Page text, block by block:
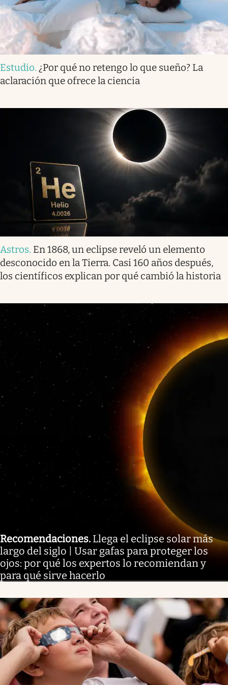
Estudio. ¿Por qué no retengo lo que sueño? La
aclaración que ofrece la ciencia
Astros. En 1868, un eclipse reveló un elemento
desconocido en la Tierra. Casi 160 años después,
los científicos explican por qué cambió la historia
Recomendaciones. Llega el eclipse solar más
largo del siglo | Usar gafas para proteger los
ojos: por qué los expertos lo recomiendan y
para qué sirve hacerlo